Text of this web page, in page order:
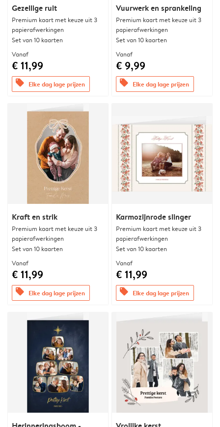
Gezellige ruit
Premium kaart met keuze uit 3
papierafwerkingen
Set van 10 kaarten
Vanaf
€ 11,99
offers Elke dag lage prijzen
Vuurwerk en sprankeling
Premium kaart met keuze uit 3
papierafwerkingen
Set van 10 kaarten
Vanaf
€ 9,99
offers Elke dag lage prijzen
Kraft en strik
Premium kaart met keuze uit 3
papierafwerkingen
Set van 10 kaarten
Vanaf
€ 11,99
offers Elke dag lage prijzen
Karmozijnrode slinger
Premium kaart met keuze uit 3
papierafwerkingen
Set van 10 kaarten
Vanaf
€ 11,99
offers Elke dag lage prijzen